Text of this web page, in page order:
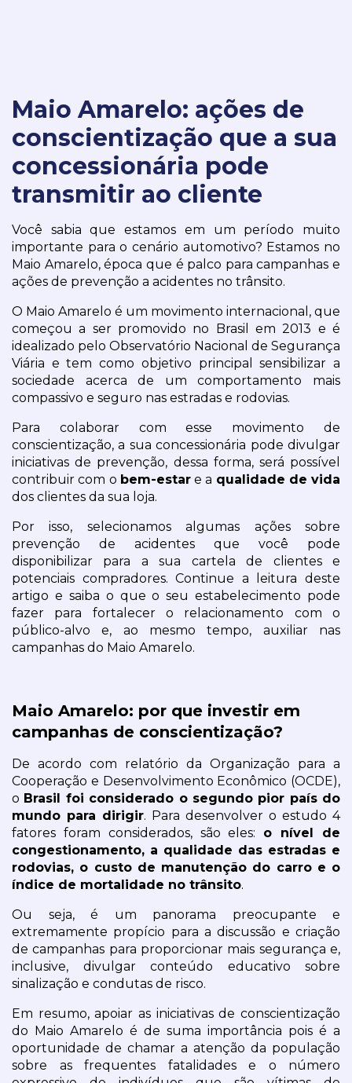
Maio Amarelo: ações de
conscientização que a sua
concessionária pode
transmitir ao cliente
Você sabia que estamos em um período muito
importante para o cenário automotivo? Estamos no
Maio Amarelo, época que é palco para campanhas e
ações de prevenção a acidentes no trânsito.
O Maio Amarelo é um movimento internacional, que
começou a ser promovido no Brasil em 2013 e é
idealizado pelo Observatório Nacional de Segurança
Viária e tem como objetivo principal sensibilizar a
sociedade acerca de um comportamento mais
compassivo e seguro nas estradas e rodovias.
Para colaborar com esse movimento de
conscientização, a sua concessionária pode divulgar
iniciativas de prevenção, dessa forma, será possível
contribuir com o bem-estar e a qualidade de vida
dos clientes da sua loja.
Por isso, selecionamos algumas ações sobre
prevenção de acidentes que você pode
disponibilizar para a sua cartela de clientes e
potenciais compradores. Continue a leitura deste
artigo e saiba o que o seu estabelecimento pode
fazer para fortalecer o relacionamento com o
público-alvo e, ao mesmo tempo, auxiliar nas
campanhas do Maio Amarelo.
Maio Amarelo: por que investir em
campanhas de conscientização?
De acordo com relatório da Organização para a
Cooperação e Desenvolvimento Econômico (OCDE),
o Brasil foi considerado o segundo pior país do
mundo para dirigir. Para desenvolver o estudo 4
fatores foram considerados, são eles: o nível de
congestionamento, a qualidade das estradas e
rodovias, o custo de manutenção do carro e o
índice de mortalidade no trânsito.
Ou seja, é um panorama preocupante e
extremamente propício para a discussão e criação
de campanhas para proporcionar mais segurança e,
inclusive, divulgar conteúdo educativo sobre
sinalização e condutas de risco.
Em resumo, apoiar as iniciativas de conscientização
do Maio Amarelo é de suma importância pois é a
oportunidade de chamar a atenção da população
sobre as frequentes fatalidades e o número